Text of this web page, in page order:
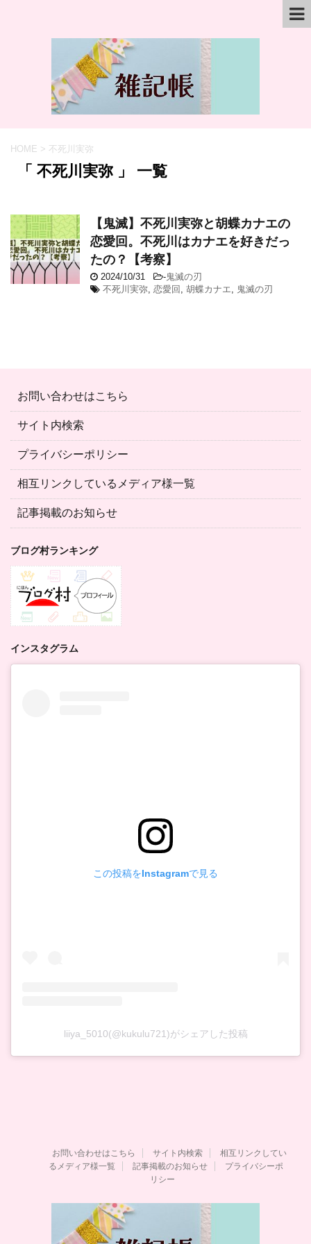
HOME > 不死川実弥
「 不死川実弥 」 一覧
【鬼滅】不死川実弥と胡蝶カナエの
恋愛回。不死川はカナエを好きだっ
たの？【考察】
2024/10/31 -鬼滅の刃
不死川実弥, 恋愛回 , 胡蝶カナエ, 鬼滅の刃
お問い合わせはこちら
サイト内検索
プライバシーポリシー
相互リンクしているメディア様一覧
記事掲載のお知らせ
ブログ村ランキング
インスタグラム
この投稿をInstagramで見る
liiya_5010(@kukulu721)がシェアした投稿
お問い合わせはこちら サイト内検索
相互リンクしてい
るメディア様一覧
記事掲載のお知らせ
プライバシーポ
リシー